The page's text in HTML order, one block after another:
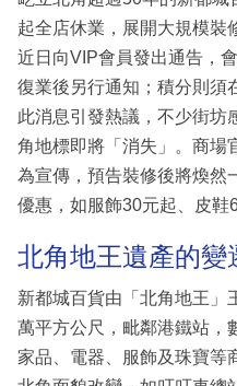
區
起全店休業，展開大規模裝
近日向VIP會員發出通告，
復業後另行通知；積分則須
此消息引發熱議，不少街坊
角地標即將「消失」。商場
為宣傳，預告裝修後將煥然
優惠，如服飾30元起、皮鞋
北角地王遺產的變
新都城百貨由「北角地王」
萬平方公尺，毗鄰港鐵站，
家品、電器、服飾及珠寶等